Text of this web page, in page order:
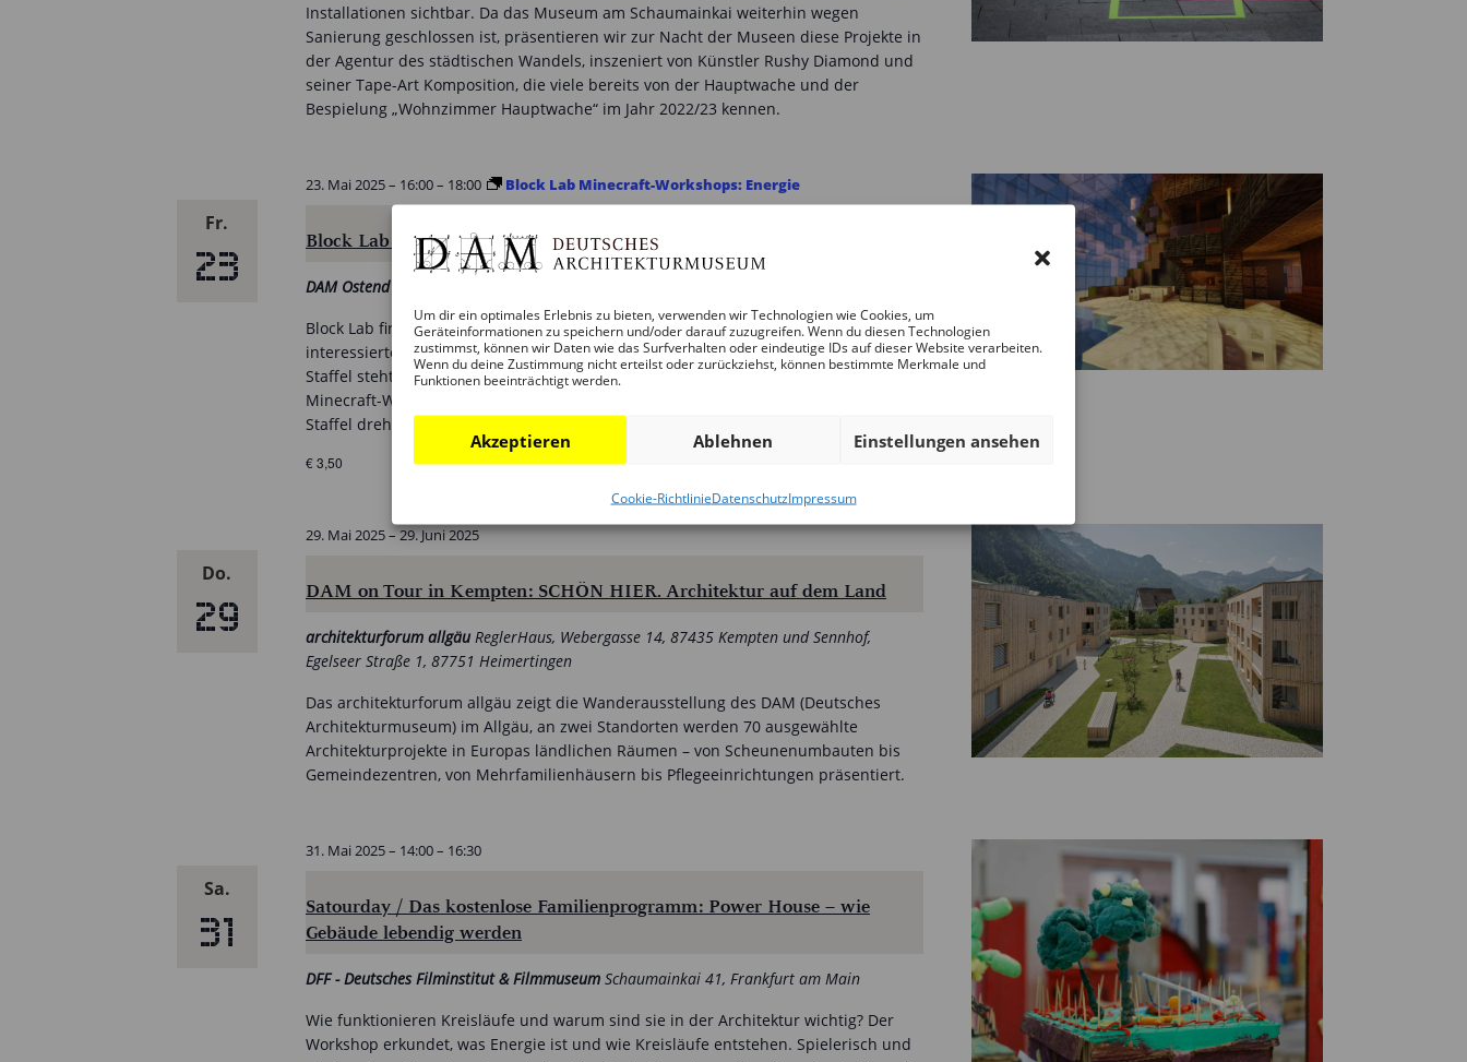
Um dir ein optimales Erlebnis zu bieten, verwenden wir Technologien wie Cookies, um
Geräteinformationen zu speichern und/oder darauf zuzugreifen. Wenn du diesen Technologien
zustimmst, können wir Daten wie das Surfverhalten oder eindeutige IDs auf dieser Website verarbeiten.
Wenn du deine Zustimmung nicht erteilst oder zurückziehst, können bestimmte Merkmale und
Funktionen beeinträchtigt werden.
Akzeptieren Ablehnen Einstellungen ansehen
Cookie-RichtlinieDatenschutzImpressum
Installationen sichtbar. Da das Museum am Schaumainkai weiterhin wegen
Sanierung geschlossen ist, präsentieren wir zur Nacht der Museen diese Projekte in
der Agentur des städtischen Wandels, inszeniert von Künstler Rushy Diamond und
seiner Tape-Art Komposition, die viele bereits von der Hauptwache und der
Bespielung „Wohnzimmer Hauptwache“ im Jahr 2022/23 kennen.
Fr.
23
Block Lab Minecraft-Workshops: Energie
23. Mai 2025 – 16:00– 18:00 Block Lab Minecraft-Workshops: Energie
DAM Ostend
Block Lab findet alle zwei Wochen am Freitagnachmittag statt und richtet sich an
interessierte Minecraft-Spieler:innen und Nachwuchs-Architekt:innen. Bei jeder
Staffel steht ein realer Ort in Frankfurt im Fokus, der auf einer gemeinsamen
Minecraft-Welt im kreativ Modus weitergedacht und umgebaut wird. Bei dieser
Staffel dreht sich alles um Energie und wie sie sich umwandeln lässt.
€ 3,50
Do.
29
DAM on Tour in Kempten: SCHÖN HIER. Architektur auf dem Land
29. Mai 2025–29. Juni 2025
architekturforum allgäu ReglerHaus, Webergasse 14, 87435 Kempten und Sennhof,
Egelseer Straße 1, 87751 Heimertingen
Das architekturforum allgäu zeigt die Wanderausstellung des DAM (Deutsches
Architekturmuseum) im Allgäu, an zwei Standorten werden 70 ausgewählte
Architekturprojekte in Europas ländlichen Räumen – von Scheunenumbauten bis
Gemeindezentren, von Mehrfamilienhäusern bis Pflegeeinrichtungen präsentiert.
Sa.
31
Satourday / Das kostenlose Familienprogramm: Power House – wie
Gebäude lebendig werden
31. Mai 2025 – 14:00– 16:30
DFF - Deutsches Filminstitut & Filmmuseum Schaumainkai 41, Frankfurt am Main
Wie funktionieren Kreisläufe und warum sind sie in der Architektur wichtig? Der
Workshop erkundet, was Energie ist und wie Kreisläufe entstehen. Spielerisch und